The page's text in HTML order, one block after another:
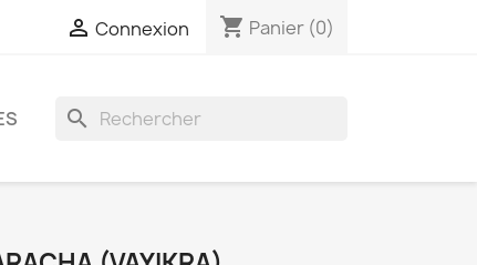
 Connexion shopping_cart Panier (0)
search